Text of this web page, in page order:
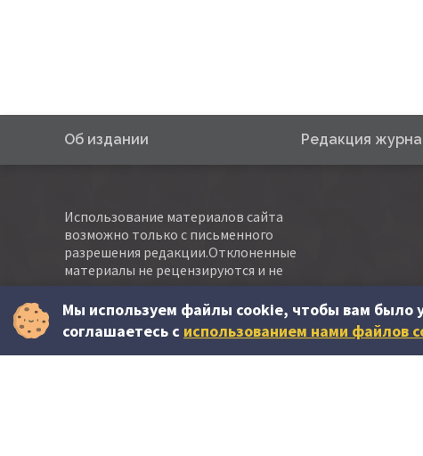
Об издании Редакция
Использование материалов сайта
возможно только с письменного
разрешения редакции.Отклоненные
материалы не рецензируются и не
возвращаются авторам.
Все пожелания и замечания по работе сайта
присылайте наabonare@contabilitate.md
Мы используем файлы cookie, чтобы вам было
соглашаетесь c использованием нами файлов